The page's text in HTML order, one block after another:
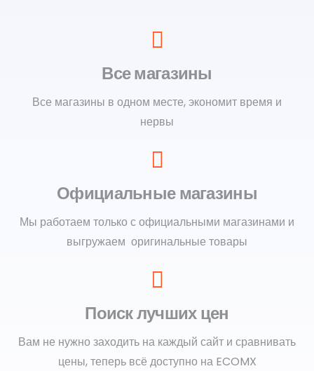
Все магазины
Все магазины в одном месте, экономит время и
нервы
Официальные магазины
Мы работаем только с официальными магазинами и
выгружаем оригинальные товары
Поиск лучших цен
Вам не нужно заходить на каждый сайт и сравнивать
цены, теперь всё доступно на ECOMX